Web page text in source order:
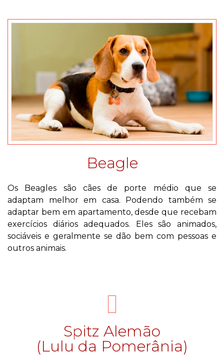
Beagle
Os Beagles são cães de porte médio que se
adaptam melhor em casa. Podendo também se
adaptar bem em apartamento, desde que recebam
exercícios diários adequados. Eles são animados,
sociáveis e geralmente se dão bem com pessoas e
outros animais.
Spitz Alemão
(Lulu da Pomerânia)